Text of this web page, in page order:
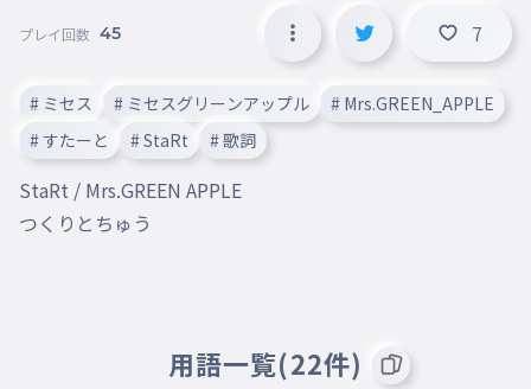
プレイ回数 45 7
# ミセス # ミセスグリーンアップル
# Mrs.GREEN_APPLE
# すたーと
# StaRt # 歌詞
StaRt / Mrs.GREEN APPLE
つくりとちゅう
用語一覧(22件)